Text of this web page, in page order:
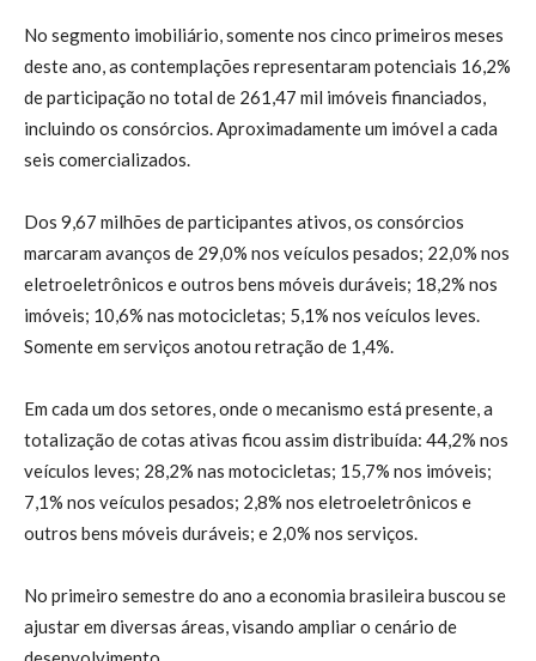
No segmento imobiliário, somente nos cinco primeiros meses
deste ano, as contemplações representaram potenciais 16,2%
de participação no total de 261,47 mil imóveis financiados,
incluindo os consórcios. Aproximadamente um imóvel a cada
seis comercializados.
Dos 9,67 milhões de participantes ativos, os consórcios
marcaram avanços de 29,0% nos veículos pesados; 22,0% nos
eletroeletrônicos e outros bens móveis duráveis; 18,2% nos
imóveis; 10,6% nas motocicletas; 5,1% nos veículos leves.
Somente em serviços anotou retração de 1,4%.
Em cada um dos setores, onde o mecanismo está presente, a
totalização de cotas ativas ficou assim distribuída: 44,2% nos
veículos leves; 28,2% nas motocicletas; 15,7% nos imóveis;
7,1% nos veículos pesados; 2,8% nos eletroeletrônicos e
outros bens móveis duráveis; e 2,0% nos serviços.
No primeiro semestre do ano a economia brasileira buscou se
ajustar em diversas áreas, visando ampliar o cenário de